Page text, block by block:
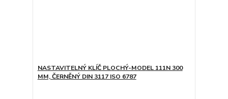
NASTAVITELNÝ KLÍČ PLOCHÝ-MODEL 111N 300
MM, ČERNĚNÝ DIN 3117 ISO 6787